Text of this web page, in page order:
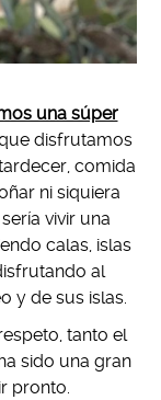
una súper
disfrutamos
comida
ni siquiera
vivir una
calas, islas
al
y de sus islas.
tanto el
sido una gran
pronto.